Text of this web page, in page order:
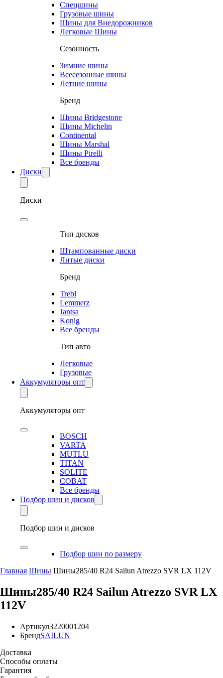
Спецшины
Грузовые шины
Шины для Внедорожников
Легковые Шины
Сезонность
Зимние шины
Всесезонные шины
Летние шины
Бренд
Шины Bridgestone
Шины Michelin
Continental
Шины Marshal
Шины Pirelli
Все бренды
Диски
Диски
Тип дисков
Штампованные диски
Литые диски
Бренд
Trebl
Lemmerz
Jantsa
Konig
Все бренды
Тип авто
Легковые
Грузовые
Аккумуляторы опт
Аккумуляторы опт
BOSCH
VARTA
MUTLU
TITAN
SOLITE
COBAT
Все бренды
Подбор шин и дисков
Подбор шин и дисков
Подбор шин по размеру
Главная Шины Шины285/40 R24 Sailun Atrezzo SVR LX 112V
Шины285/40 R24 Sailun Atrezzo SVR LX
112V
Артикул3220001204
БрендSAILUN
Доставка
Способы оплаты
Гарантия